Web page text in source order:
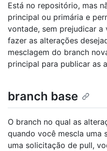
Está no repositório, mas
principal ou primária e
vontade, sem prejudicar a
fazer as alterações
mesclagem do branch
principal para publicar as
branch base
O branch no qual as
quando você mescla uma
uma solicitação de pull,